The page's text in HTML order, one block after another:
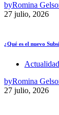
byRomina
27 julio, 2026
¿Qué es el nuevo
Actualidad
byRomina
27 julio, 2026